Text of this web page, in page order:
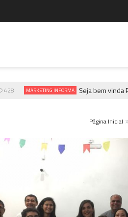
MARKETING INFORMA Seja bem vinda Pic
Página Inicial